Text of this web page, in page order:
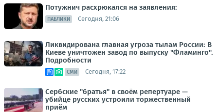
Потужнич расхрюкался на заявления:
ПАБЛИКИ Сегодня, 21:06
Ликвидирована главная угроза тылам России: В
Киеве уничтожен завод по выпуску "Фламинго".
Подробности
СМИ Сегодня, 17:22
Сербские "братья" в своём репертуаре —
убийце русских устроили торжественный
приём